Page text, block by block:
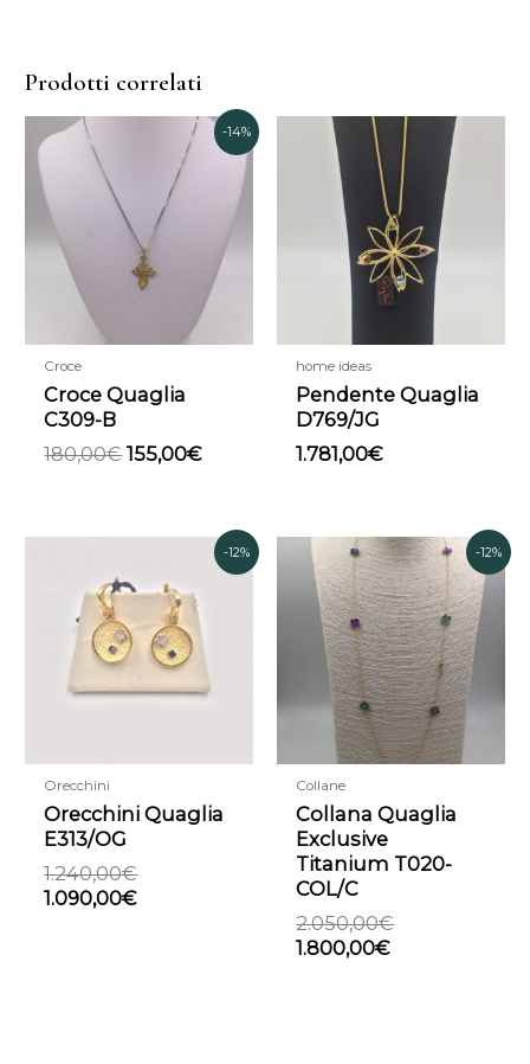
Prodotti correlati
-14%
Croce
Croce Quaglia
C309-B
180,00€
prezzo
originale
180,00€.
155,00€
Il
prezzo
attuale
home ideas
Pendente Quaglia
D769/JG
1.781,00€
-12%
Orecchini
Orecchini Quaglia
E313/OG
1.240,00€
originale
era:
1.240,00€.
1.090,00€
attuale
1.090,00€.
-12%
Collane
Collana Quaglia
Exclusive
Titanium T020-
COL/C
2.050,00€
Il
prezzo
originale
era:
2.050,00€.
1.800,00€
Il
prezzo
attuale
è:
1.800,00€.